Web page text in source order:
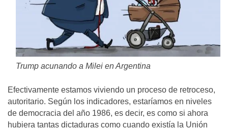
Trump acunando a Milei en Argentina
Efectivamente estamos viviendo un proceso de retroceso,
autoritario. Según los indicadores, estaríamos en niveles
de democracia del año 1986, es decir, es como si ahora
hubiera tantas dictaduras como cuando existía la Unión